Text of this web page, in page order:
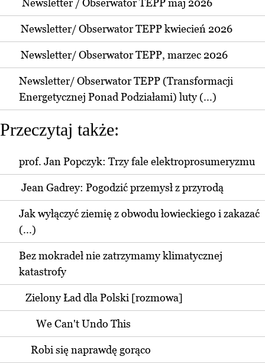
Newsletter/ Obserwator TEPP kwiecień 2026
Newsletter/ Obserwator TEPP, marzec 2026
Newsletter/ Obserwator TEPP (Transformacji
Energetycznej Ponad Podziałami) luty (...)
Przeczytaj także:
prof. Jan Popczyk: Trzy fale elektroprosumeryzmu
Jean Gadrey: Pogodzić przemysł z przyrodą
Jak wyłączyć ziemię z obwodu łowieckiego i zakazać
(...)
Bez mokradeł nie zatrzymamy klimatycznej
katastrofy
Zielony Ład dla Polski [rozmowa]
We Can't Undo This
Robi się naprawdę gorąco